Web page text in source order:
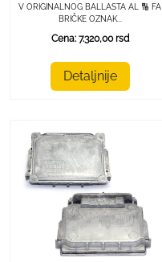
V ORIGINALNOG BALLASTA AL 🔢 FA
BRIČKE OZNAK...
Cena: 7.320,00 rsd
Detaljnije